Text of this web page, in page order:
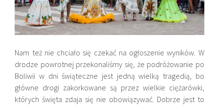
Nam też nie chciało się czekać na ogłoszenie wyników. W
drodze powrotnej przekonaliśmy się, że podróżowanie po
Boliwii w dni świąteczne jest jedną wielką tragedią, bo
główne drogi zakorkowane są przez wielkie ciężarówki,
których święta zdaja się nie obowiązywać. Dobrze jest to